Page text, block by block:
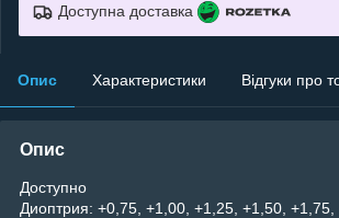
Доступна доставка
Опис Характеристики Відгуки про
Опис
Доступно
Диоптрия: +0,75, +1,00, +1,25, +1,50, +1,75,